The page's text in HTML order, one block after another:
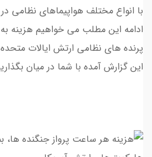
با انواع مختلف هواپیماهای
ادامه این مطلب می خواهیم هزینه به
پرنده های نظامی ارتش ایالات
این گزارش آمده با شما در میان